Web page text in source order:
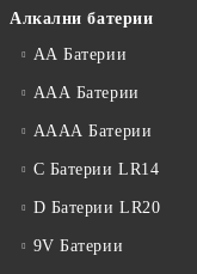
Алкални батерии
АА Батерии
ААА Батерии
АААА Батерии
C Батерии LR14
D Батерии LR20
9V Батерии